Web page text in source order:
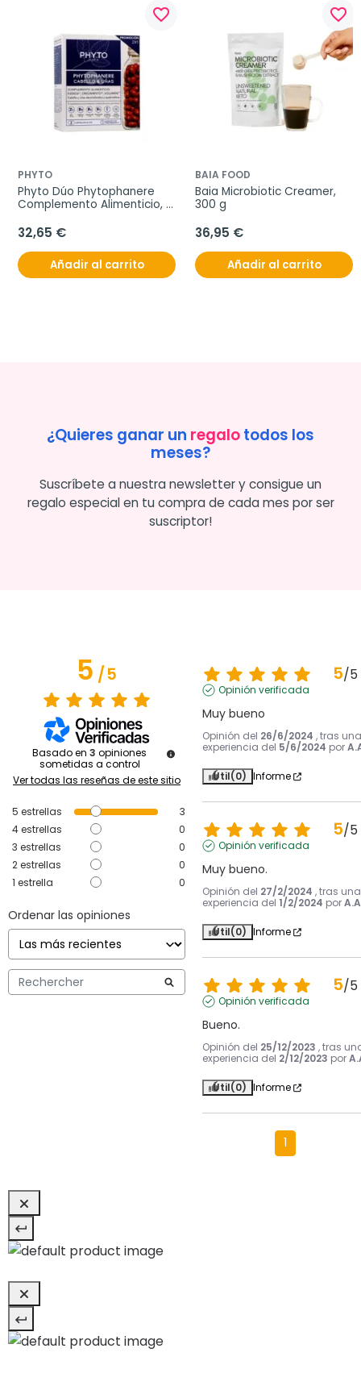
favorite_border
PHYTO
Phyto Dúo Phytophanere
Complemento Alimenticio,
32,65 €
Añadir al carrito
favorite_border
BAIA FOOD
Baia Microbiotic Creamer,
300 g
36,95 €
Añadir al carrito
¿Quieres ganar un regalotodos los
meses?
Suscríbete a nuestra newsletter y consigue un
regalo especial en tu compra de cada mes por ser
suscriptor!
5/5
Basado en 3 opiniones
sometidas a control
Ver todas las reseñas de este sitio
5 estrellas
3
4estrellas
0
3 estrellas
0
2estrellas
0
1 estrella 0
Ordenar las opiniones
5/5
Opinión verificada
Muy bueno
Opinión del 26/6/2024 , tras una
experiencia del 5/6/2024 por
Útil(0) Informe
5/5
Opinión verificada
Muy bueno.
Opinión del 27/2/2024 , tras una
experiencia del 1/2/2024 por
Útil(0) Informe
5/5
Opinión verificada
Bueno.
Opinión del 25/12/2023 , tras
experiencia del 2/12/2023 por
Útil(0) Informe
1